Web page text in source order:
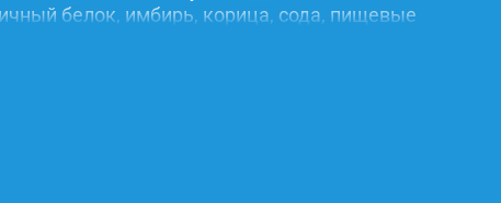
белок, имбирь, корица, сода, пищевые